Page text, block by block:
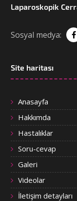
Laparoskopik
Sosyal medya:
Site haritası
Anasayfa
Hakkımda
Hastalıklar
Soru-cevap
Galeri
Videolar
İletişim detayları